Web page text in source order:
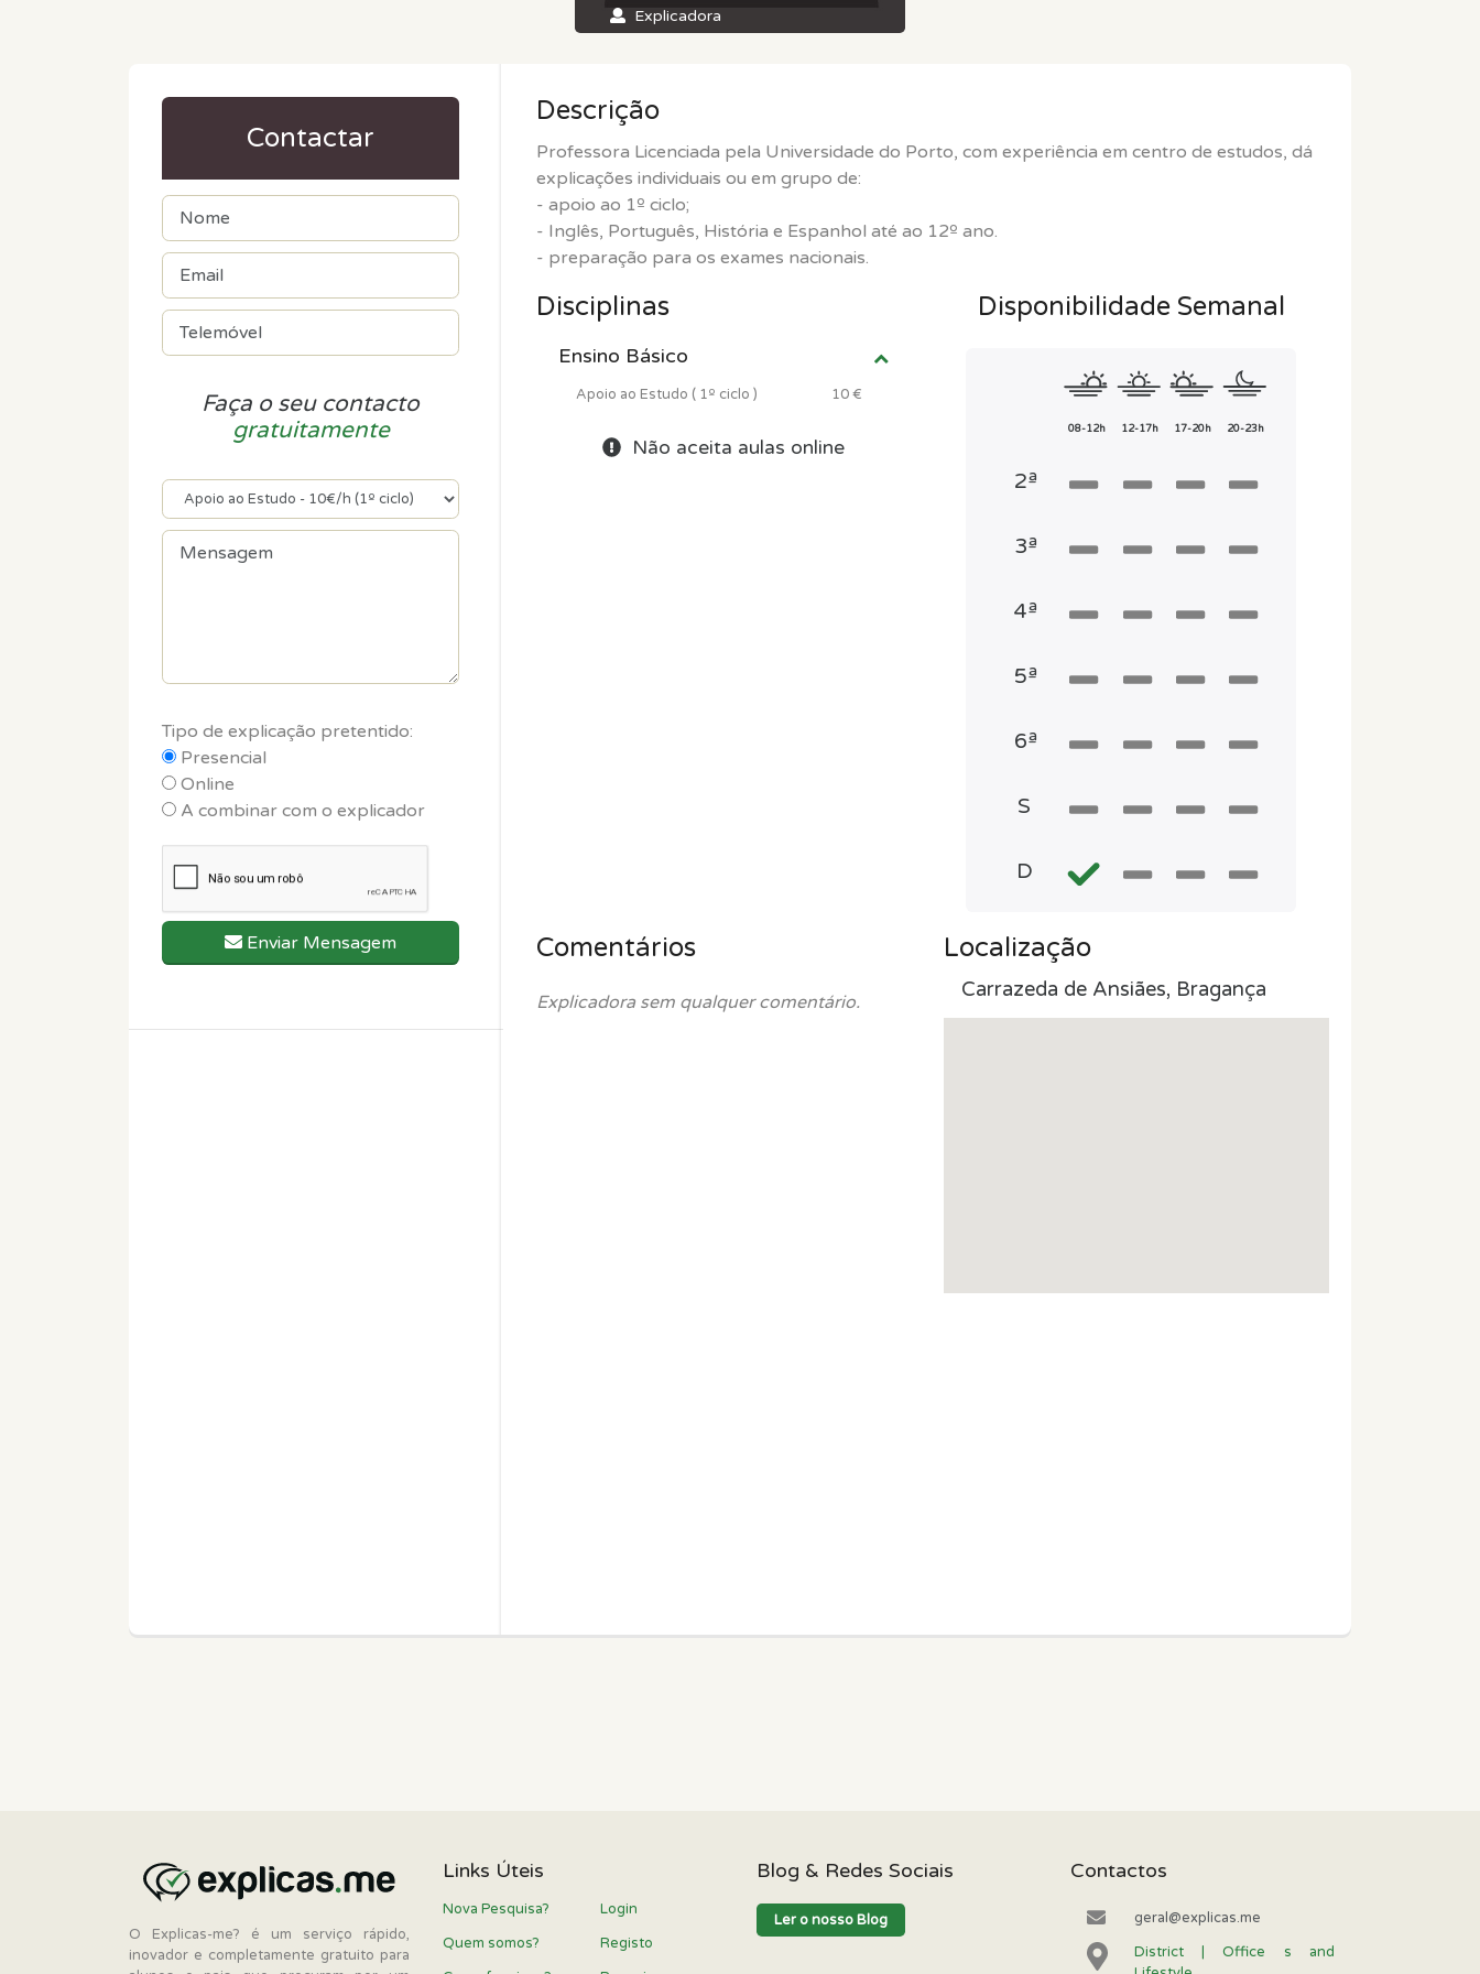
Explicadora
Contactar
Faça o seu contacto
gratuitamente
Tipo de explicação pretentido:
Presencial
Online
A combinar com o explicador
Enviar Mensagem
Descrição
Professora Licenciada pela Universidade do Porto, com experiência em centro de estudos, dá
explicações individuais ou em grupo de:
- apoio ao 1º ciclo;
- Inglês, Português, História e Espanhol até ao 12º ano.
- preparação para os exames nacionais.
Disciplinas
Ensino Básico
Apoio ao Estudo ( 1º ciclo ) 10 €
Não aceita aulas online
Disponibilidade Semanal
08-12h 12-17h 17-20h 20-23h
2ª
3ª
4ª
5ª
6ª
S
D
Localização
Carrazeda de Ansiães, Bragança
Comentários
Explicadora sem qualquer comentário.
O Explicas-me? é um serviço rápido,
inovador e completamente gratuito para
Links Úteis
Nova Pesquisa?
Quem somos?
Login
Registo
Blog & Redes Sociais
Ler o nosso Blog
Contactos
geral@explicas.me
District | Office s and